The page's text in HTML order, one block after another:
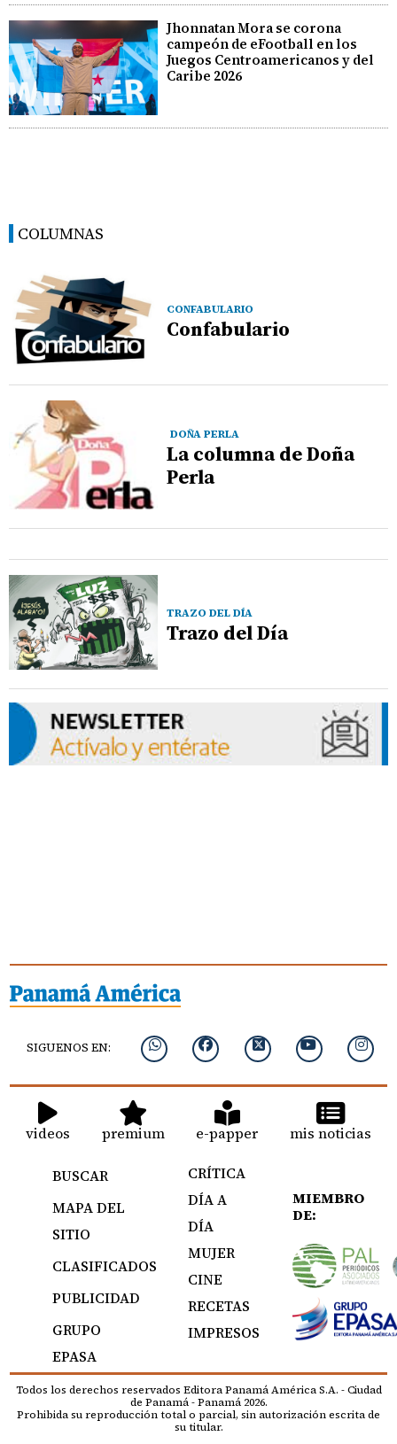
Jhonnatan Mora se corona
campeón de eFootball en los
Juegos Centroamericanos y del
Caribe 2026
COLUMNAS
CONFABULARIO
Confabulario
DOÑA PERLA
La columna de Doña
Perla
TRAZO DEL DÍA
Trazo del Día
SIGUENOS EN:
videos premium e-papper mis noticias
BUSCAR
MAPA DEL
SITIO
CLASIFICADOS
PUBLICIDAD
GRUPO
EPASA
CRÍTICA
DÍA A
DÍA
MUJER
CINE
RECETAS
IMPRESOS
MIEMBRO
DE:
Todos los derechos reservados Editora Panamá América S.A. - Ciudad
de Panamá - Panamá 2026.
Prohibida su reproducción total o parcial, sin autorización escrita de
su titular.